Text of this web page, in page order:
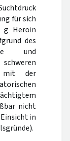
für sich
g Heroin
des
und
mit der
nicht
in